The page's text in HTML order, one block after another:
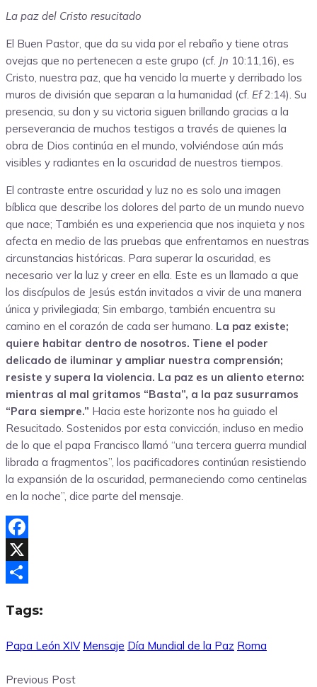
La paz del Cristo resucitado
El Buen Pastor, que da su vida por el rebaño y tiene otras
ovejas que no pertenecen a este grupo (cf. Jn 10:11,16), es
Cristo, nuestra paz, que ha vencido la muerte y derribado los
muros de división que separan a la humanidad (cf. Ef2:14). Su
presencia, su don y su victoria siguen brillando gracias a la
perseverancia de muchos testigos a través de quienes la
obra de Dios continúa en el mundo, volviéndose aún más
visibles y radiantes en la oscuridad de nuestros tiempos.
El contraste entre oscuridad y luz no es solo una imagen
bíblica que describe los dolores del parto de un mundo nuevo
que nace; También es una experiencia que nos inquieta y nos
afecta en medio de las pruebas que enfrentamos en nuestras
circunstancias históricas. Para superar la oscuridad, es
necesario ver la luz y creer en ella. Este es un llamado a que
los discípulos de Jesús están invitados a vivir de una manera
única y privilegiada; Sin embargo, también encuentra su
camino en el corazón de cada ser humano. La paz existe;
quiere habitar dentro de nosotros. Tiene el poder
delicado de iluminar y ampliar nuestra comprensión;
resiste y supera la violencia. La paz es un aliento eterno:
mientras al mal gritamos “Basta”, a la paz susurramos
“Para siempre.” Hacia este horizonte nos ha guiado el
Resucitado. Sostenidos por esta convicción, incluso en medio
de lo que el papa Francisco llamó “una tercera guerra mundial
librada a fragmentos”, los pacificadores continúan resistiendo
la expansión de la oscuridad, permaneciendo como centinelas
en la noche”, dice parte del mensaje.
Facebook
X
Tags:
Papa León XIV Mensaje Día Mundial de la Paz Roma
Previous Post